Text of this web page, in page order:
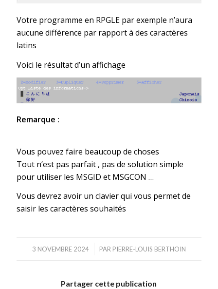
Votre programme en RPGLE par exemple n’aura
aucune différence par rapport à des caractères
latins
Voici le résultat d’un affichage
Remarque :
Vous pouvez faire beaucoup de choses
Tout n’est pas parfait , pas de solution simple
pour utiliser les MSGID et MSGCON …
Vous devrez avoir un clavier qui vous permet de
saisir les caractères souhaités
3 NOVEMBRE 2024
/ PAR PIERRE-LOUIS BERTHOIN
Partager cette publication